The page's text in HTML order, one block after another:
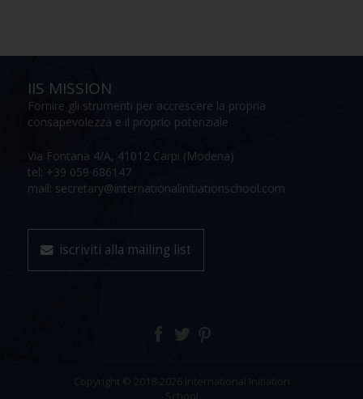
IIS MISSION
Fornire gli strumenti per accrescere la propria
consapevolezza e il proprio potenziale
Via Fontana 4/A, 41012 Carpi (Modena)
tel: +39 059 686147
mail: secretary@internationalinitiationschool.com
iscriviti alla mailing list
Copyright © 2018-2026 International Initiation